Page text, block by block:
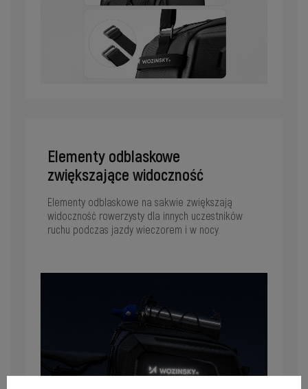
Elementy odblaskowe
zwiększające widoczność
Elementy odblaskowe na sakwie zwiększają
widoczność rowerzysty dla innych uczestników
ruchu podczas jazdy wieczorem i w nocy.